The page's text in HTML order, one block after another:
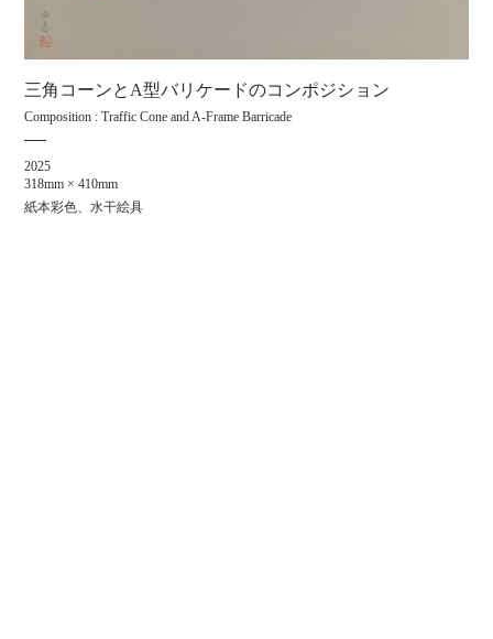
三角コーンとA型バリケードのコンポジション
Composition : Traffic Cone and A-Frame Barricade
2025
318mm × 410mm
紙本彩色、水干絵具